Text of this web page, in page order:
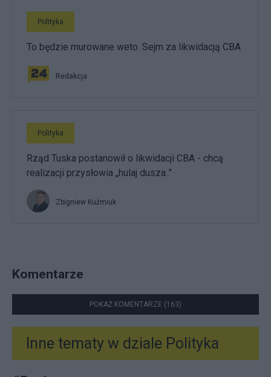
Polityka
To będzie murowane weto. Sejm za likwidacją CBA
Redakcja
Polityka
Rząd Tuska postanowił o likwidacji CBA - chcą
realizacji przysłowia „hulaj dusza.."
Zbigniew Kuźmiuk
Komentarze
POKAŻ KOMENTARZE (163)
Inne tematy w dziale Polityka